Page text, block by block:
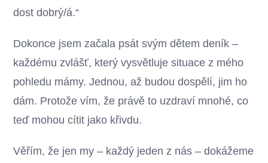
dost dobrý/á.“
Dokonce jsem začala psát svým dětem deník –
každému zvlášť, který vysvětluje situace z mého
pohledu mámy. Jednou, až budou dospělí, jim ho
dám. Protože vím, že právě to uzdraví mnohé, co
teď mohou cítit jako křivdu.
Věřím, že jen my – každý jeden z nás – dokážeme